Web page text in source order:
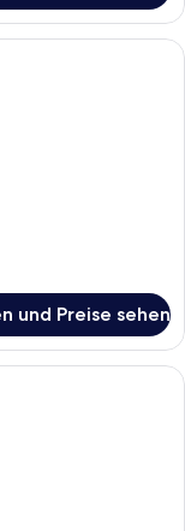
Baldachin, dessen
und Preise sehen